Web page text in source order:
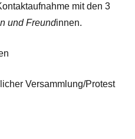
mit den 3
und Freundinnen.
Versammlung/Protest